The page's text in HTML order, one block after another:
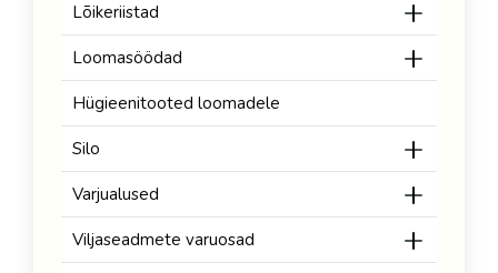
Lõikeriistad
Loomasöödad
Hügieenitooted loomadele
Silo
Varjualused
Viljaseadmete varuosad